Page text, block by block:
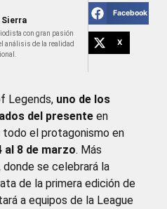
Sierra
con gran pasión
análisis de la realidad
Facebook
X
Legends, uno de los
del presente en
el protagonismo en
al 8 de marzo. Más
se celebrará la
de la primera edición de
a equipos de la League